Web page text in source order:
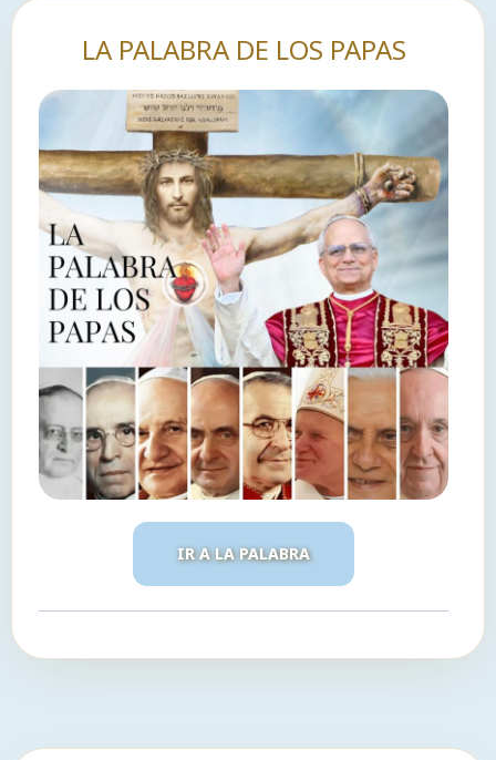
LA PALABRA DE LOS PAPAS
IR A LA PALABRA